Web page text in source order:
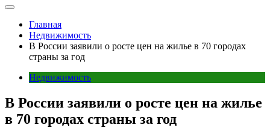
Главная
Недвижимость
В России заявили о росте цен на жилье в 70 городах
страны за год
Недвижимость
В России заявили о росте цен на жилье
в 70 городах страны за год